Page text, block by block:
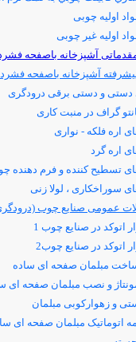
اولیه چوبی
اولیه غیر چوبی
آشپزخانه باصفحه
آشپزخانه باصفحه
دستی و دستی برقی درودگری
گراف در منبت کاری
اره فلکه - نواری
اره گرد
تسطیح کننده و فرم دهنده
سوراخکاری ، لولا زنی
عمومی صنایع چوب
اتوكد در صنايع چوب 1
اتوكد در صنايع چوب2
مبلمان صفحه ای ساده
و نصب مبلمان صفحه ای
و زهوارکوبی مبلمان
اتوماتیک مبلمان صفحه ای